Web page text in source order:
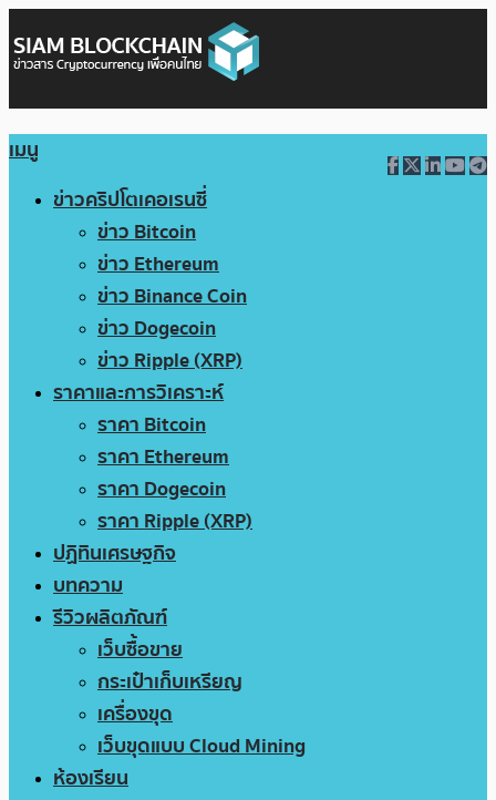
เมนู
ข่าวคริปโตเคอเรนซี่
ข่าว Bitcoin
ข่าว Ethereum
ข่าว Binance Coin
ข่าว Dogecoin
ข่าว Ripple (XRP)
ราคาและการวิเคราะห์
ราคา Bitcoin
ราคา Ethereum
ราคา Dogecoin
ราคา Ripple (XRP)
ปฏิทินเศรษฐกิจ
บทความ
รีวิวผลิตภัณฑ์
เว็บซื้อขาย
กระเป๋าเก็บเหรียญ
เครื่องขุด
เว็บขุดแบบ Cloud Mining
ห้องเรียน